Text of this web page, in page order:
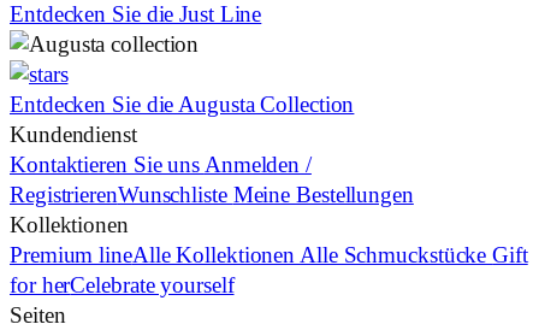
Entdecken Sie die Just Line
Entdecken Sie die Augusta Collection
Kundendienst
Kontaktieren Sie uns Anmelden /
RegistrierenWunschliste Meine Bestellungen
Kollektionen
Premium lineAlle KollektionenAlle SchmuckstückeGift
for herCelebrate yourself
Seiten